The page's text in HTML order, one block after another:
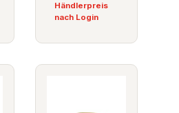
Händlerpreis
nach Login